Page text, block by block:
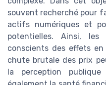
souvent recherché pour
actifs numériques et
potentielles. Ainsi, les
conscients des effets
chute brutale des prix
la perception